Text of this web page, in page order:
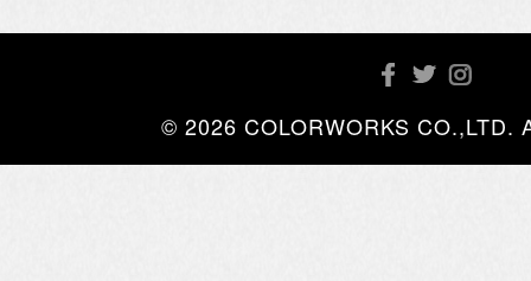
© 2026 COLORWORKS CO.,LTD.